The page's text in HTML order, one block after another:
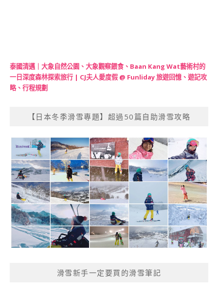
泰國清邁｜大象自然公園、大象觀察餵食、Baan Kang Wat藝術村的
一日深度森林探索旅行 | CJ夫人愛度假 @ Funliday 旅遊回憶、遊記攻
略、行程規劃
【日本冬季滑雪專題】超過50篇自助滑雪攻略
滑雪新手一定要買的滑雪筆記